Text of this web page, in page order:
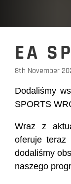
EA
8th November
Dodaliśmy
SPORTS
Wraz z
oferuje teraz
dodaliśmy
naszego